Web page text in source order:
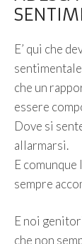
E’ qui che
che un
essere
Dove si
allarmarsi.
E
sempre
E noi
che non